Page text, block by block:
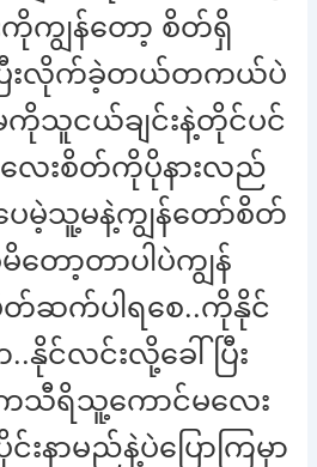
ကျွန်တော့ စိတ်ရှိ
ပြီးလိုက်ခဲ့တယ်တကယ်ပဲ
သူငယ်ချင်းနဲ့တိုင်ပင်
ေးစိတ်ကိုပိုနားလည်
ေမဲ့သူ့မနဲ့ကျွန်တော်စိတ်
တော့တာပါပဲကျွန်
ဆက်ပါရစေ..ကိုနိုင်
နိုင်လင်းလို့ခေါ်ပြီး
ကသီရိသူ့ကောင်မလေး
းနာမည်နဲ့ပဲပြောကြမှာ